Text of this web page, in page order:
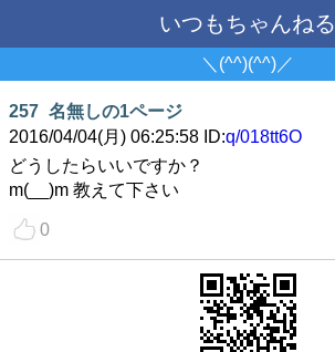
いつもちゃんねる
＼(^^)(^^)／
257 名無しの1ページ
2016/04/04(月) 06:25:58 ID:q/018tt6O
どうしたらいいですか？
m(__)m 教えて下さい
0